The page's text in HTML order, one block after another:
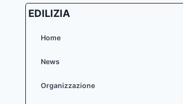
EDILIZIA
Home
News
Organizzazione